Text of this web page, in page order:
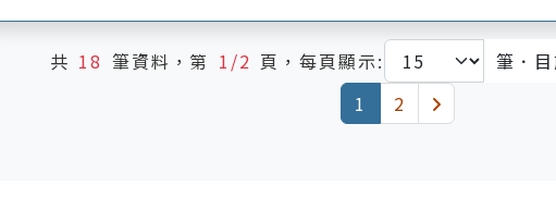
共 18 筆資料，第 1/2 頁，每頁顯示: 筆．
1
(current)
2 下一頁